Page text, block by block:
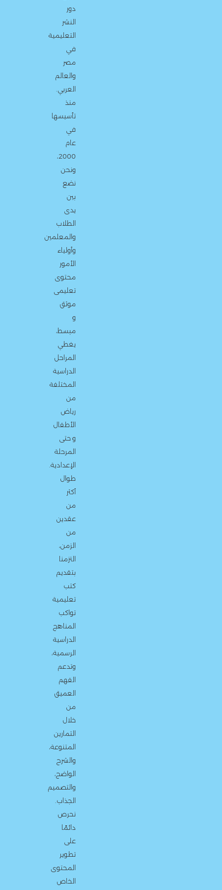
دور
النشر
التعليمية
في
مصر
والعالم
العربي.
منذ
تأسيسها
في
عام
2000،
ونحن
نضع
بين
يدى
الطلاب
والمعلمين
وأولياء
الأمور
محتوى
تعليمى
موثق
و
مبسط،
يغطي
المراحل
الدراسية
المختلفة
من
رياض
الأطفال
و حتى
المرحلة
الإعدادية.
طوال
أكثر
من
عقدين
من
الزمن،
التزمنا
بتقديم
كتب
تعليمية
تواكب
المناهج
الدراسية
الرسمية،
وتدعم
الفهم
العميق
من
خلال
التمارين
المتنوعة،
والشرح
الواضح،
والتصميم
الجذاب.
نحرص
دائمًا
على
تطوير
المحتوى
الخاص